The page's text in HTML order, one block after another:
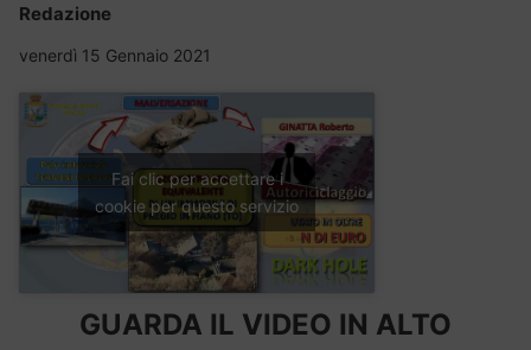
Redazione
venerdì 15 Gennaio 2021
Fai clic per accettare i
cookie per questo servizio
GUARDA IL VIDEO IN ALTO